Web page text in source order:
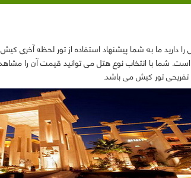
دارید ما به شما پیشنهاد استفاده ازتور لحظه آخری کیش
تفریحی تور کیش می باشد.